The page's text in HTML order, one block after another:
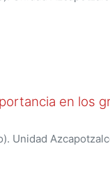
en los
Unidad